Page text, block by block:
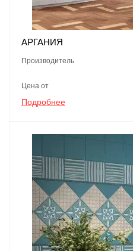
АРГАНИЯ
Производитель
Цена от
Подробнее